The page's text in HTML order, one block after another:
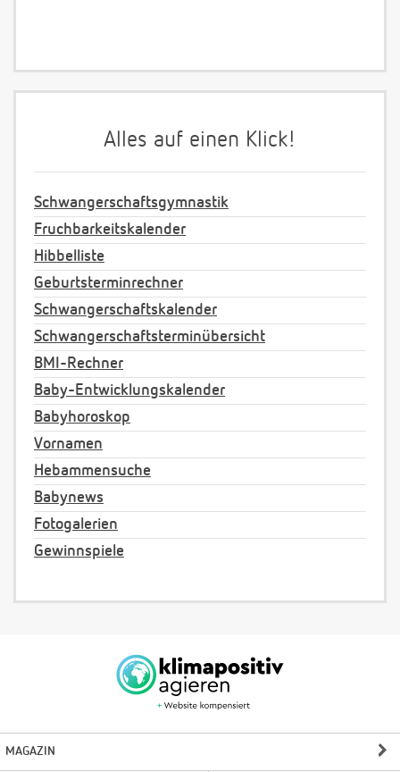
Alles auf einen Klick!
Schwangerschaftsgymnastik
Fruchbarkeitskalender
Hibbelliste
Geburtsterminrechner
Schwangerschaftskalender
Schwangerschaftsterminübersicht
BMI-Rechner
Baby-Entwicklungskalender
Babyhoroskop
Vornamen
Hebammensuche
Babynews
Fotogalerien
Gewinnspiele
MAGAZIN